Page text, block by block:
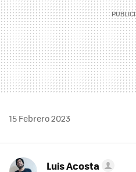
15 Febrero 2023
Luis Acosta